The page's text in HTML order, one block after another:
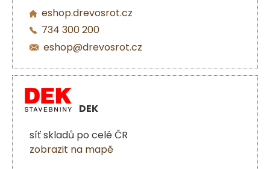
eshop.drevosrot.cz
734 300 200
eshop@drevosrot.cz
DEK
síť skladů po celé ČR
zobrazit na mapě